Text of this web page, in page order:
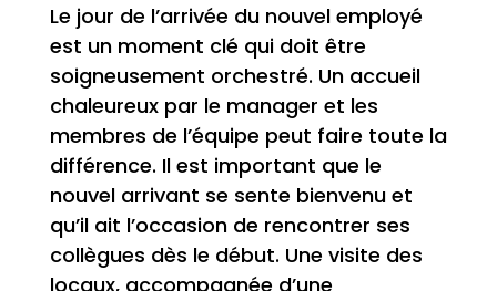
Le jour de l’arrivée du nouvel employé
est un moment clé qui doit être
soigneusement orchestré. Un accueil
chaleureux par le manager et les
membres de l’équipe peut faire toute la
différence. Il est important que le
nouvel arrivant se sente bienvenu et
qu’il ait l’occasion de rencontrer ses
collègues dès le début. Une visite des
locaux, accompagnée d’une